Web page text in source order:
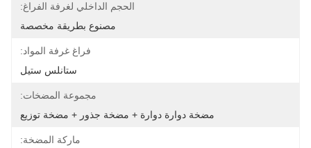
الحجم الداخلي لغرفة الفراغ:
مصنوع بطريقة مخصصة
فراغ غرفة المواد:
ستانلس ستيل
مجموعة المضخات:
مضخة دوارة دوارة + مضخة جذور + مضخة توزيع
ماركة المضخة: